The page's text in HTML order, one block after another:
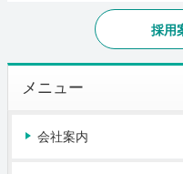
採用
メニュー
会社案内